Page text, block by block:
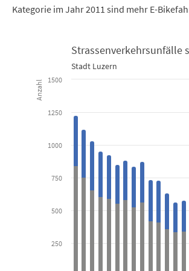
Kategorie im Jahr 2011 sind mehr E-
Strassenverkehrsunfälle seit 2001
Bar chart with 2 data series.
View as data table,
The chart has 1 X axis displaying categories.
The chart has 1 Y axis displaying Anzahl.
Anzahl
Strassenverkehrsunfälle
Stadt Luzern
250
500
750
1000
1250
1500